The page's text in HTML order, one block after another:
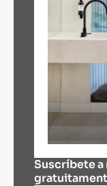
Suscríbete